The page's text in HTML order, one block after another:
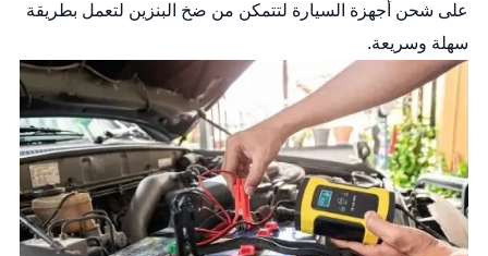
على شحن أجهزة السيارة لتتمكن من ضخ البنزين لتعمل بطريقة
سهلة وسريعة.